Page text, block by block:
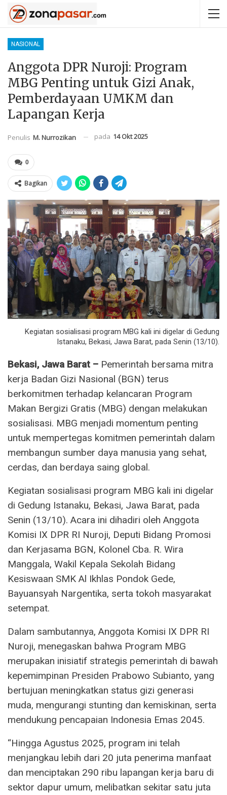
NASIONAL
Anggota DPR Nuroji: Program
MBG Penting untuk Gizi Anak,
Pemberdayaan UMKM dan
Lapangan Kerja
Penulis M. Nurrozikan pada 14 Okt 2025
0
Bagikan
Kegiatan sosialisasi program MBG kali ini digelar di Gedung
Istanaku, Bekasi, Jawa Barat, pada Senin (13/10).
Bekasi, Jawa Barat – Pemerintah bersama mitra
kerja Badan Gizi Nasional (BGN) terus
berkomitmen terhadap kelancaran Program
Makan Bergizi Gratis (MBG) dengan melakukan
sosialisasi. MBG menjadi momentum penting
untuk mempertegas komitmen pemerintah dalam
membangun sumber daya manusia yang sehat,
cerdas, dan berdaya saing global.
Kegiatan sosialisasi program MBG kali ini digelar
di Gedung Istanaku, Bekasi, Jawa Barat, pada
Senin (13/10). Acara ini dihadiri oleh Anggota
Komisi IX DPR RI Nuroji, Deputi Bidang Promosi
dan Kerjasama BGN, Kolonel Cba. R. Wira
Manggala, Wakil Kepala Sekolah Bidang
Kesiswaan SMK Al Ikhlas Pondok Gede,
Bayuansyah Nargentika, serta tokoh masyarakat
setempat.
Dalam sambutannya, Anggota Komisi IX DPR RI
Nuroji, menegaskan bahwa Program MBG
merupakan inisiatif strategis pemerintah di bawah
kepemimpinan Presiden Prabowo Subianto, yang
bertujuan meningkatkan status gizi generasi
muda, mengurangi stunting dan kemiskinan, serta
mendukung pencapaian Indonesia Emas 2045.
“Hingga Agustus 2025, program ini telah
menjangkau lebih dari 20 juta penerima manfaat
dan menciptakan 290 ribu lapangan kerja baru di
sektor dapur umum, melibatkan sekitar satu juta